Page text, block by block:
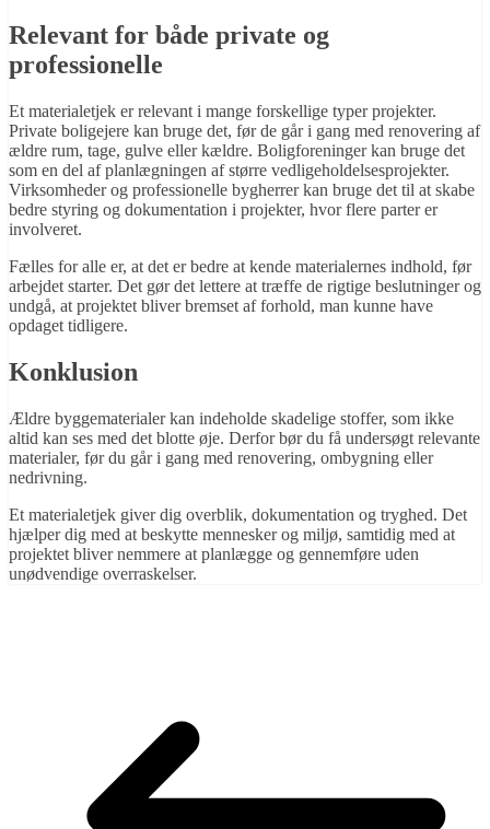
Relevant for både private og
professionelle
Et materialetjek er relevant i mange forskellige typer projekter.
Private boligejere kan bruge det, før de går i gang med renovering af
ældre rum, tage, gulve eller kældre. Boligforeninger kan bruge det
som en del af planlægningen af større vedligeholdelsesprojekter.
Virksomheder og professionelle bygherrer kan bruge det til at skabe
bedre styring og dokumentation i projekter, hvor flere parter er
involveret.
Fælles for alle er, at det er bedre at kende materialernes indhold, før
arbejdet starter. Det gør det lettere at træffe de rigtige beslutninger og
undgå, at projektet bliver bremset af forhold, man kunne have
opdaget tidligere.
Konklusion
Ældre byggematerialer kan indeholde skadelige stoffer, som ikke
altid kan ses med det blotte øje. Derfor bør du få undersøgt relevante
materialer, før du går i gang med renovering, ombygning eller
nedrivning.
Et materialetjek giver dig overblik, dokumentation og tryghed. Det
hjælper dig med at beskytte mennesker og miljø, samtidig med at
projektet bliver nemmere at planlægge og gennemføre uden
unødvendige overraskelser.